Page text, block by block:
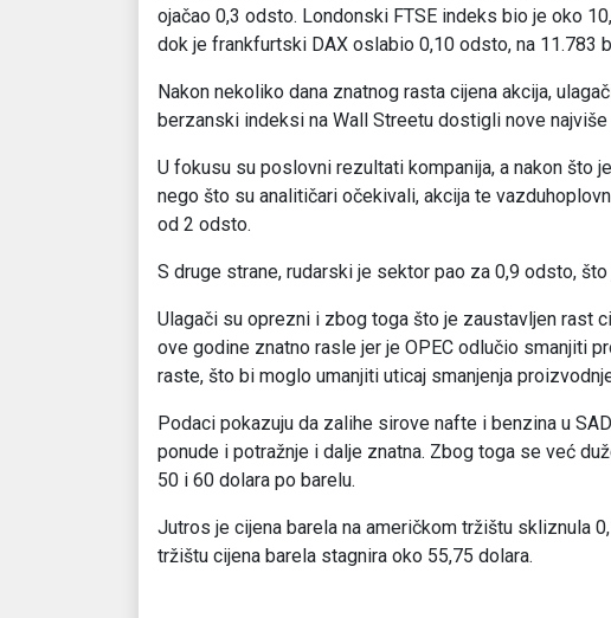
ojačao 0,3 odsto. Londonski FTSE indeks bio je oko
dok je frankfurtski DAX oslabio 0,10 odsto, na 11.783
Nakon nekoliko dana znatnog rasta cijena akcija,
berzanski indeksi na Wall Streetu dostigli nove
U fokusu su poslovni rezultati kompanija, a nakon što
nego što su analitičari očekivali, akcija te
od 2 odsto.
S druge strane, rudarski je sektor pao za 0,9 odsto,
Ulagači su oprezni i zbog toga što je zaustavljen rast
ove godine znatno rasle jer je OPEC odlučio smanjiti
raste, što bi moglo umanjiti uticaj smanjenja
Podaci pokazuju da zalihe sirove nafte i benzina u
ponude i potražnje i dalje znatna. Zbog toga se već
50 i 60 dolara po barelu.
Jutros je cijena barela na američkom tržištu skliznula
tržištu cijena barela stagnira oko 55,75 dolara.